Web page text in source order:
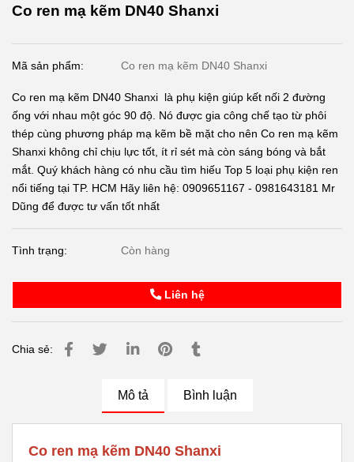
Co ren mạ kẽm DN40 Shanxi
Mã sản phẩm: Co ren mạ kẽm DN40 Shanxi
Co ren mạ kẽm DN40 Shanxi là phụ kiện giúp kết nối 2 đường
ống với nhau một góc 90 độ. Nó được gia công chế tạo từ phôi
thép cùng phương pháp mạ kẽm bề mặt cho nên Co ren mạ kẽm
Shanxi không chỉ chịu lực tốt, ít rỉ sét mà còn sáng bóng và bắt
mắt. Quý khách hàng có nhu cầu tìm hiếu Top 5 loại phụ kiện ren
nổi tiếng tại TP. HCM Hãy liên hệ: 0909651167 - 0981643181 Mr
Dũng để được tư vấn tốt nhất
Tình trạng: Còn hàng
Liên hệ
Chia sẻ:
Mô tả Bình luận
Co ren mạ kẽm DN40 Shanxi